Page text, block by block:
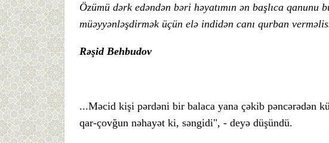
Özümü dərk edəndən bəri həyatımın ən başlıca qanunu
müəyyənləşdirmək üçün elə indidən canı qurban
Rəşid Behbudov
...Məcid kişi pərdəni bir balaca yana çəkib pəncərədən
qar-çovğun nəhayət ki, səngidi", - deyə düşündü.